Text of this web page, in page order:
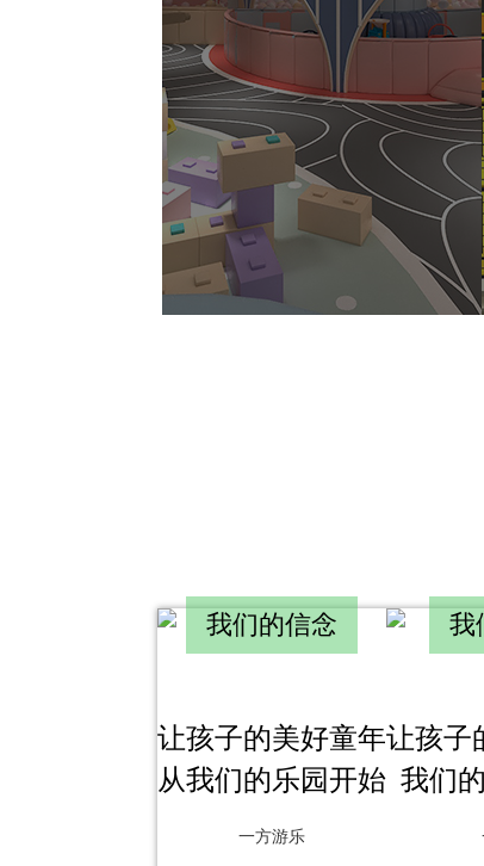
我们的信念
让孩子的美好童年
从我们的乐园开始
一方游乐
我
让孩子
我们